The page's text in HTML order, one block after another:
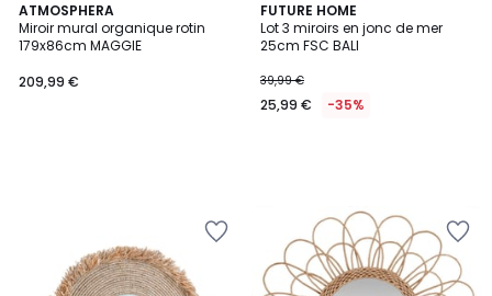
ATMOSPHERA
Miroir mural organique rotin
179x86cm MAGGIE
209,99 €
FUTURE HOME
Lot 3 miroirs en jonc de mer
25cm FSC BALI
39,99 €
25,99 € -35%